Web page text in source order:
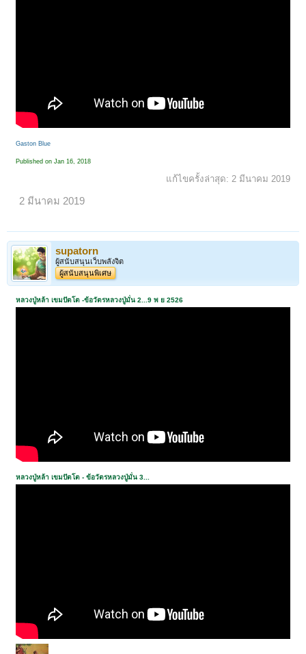
Gaston Blue
Published on Jan 16, 2018
แก้ไขครั้งล่าสุด: 2 มีนาคม 2019
2 มีนาคม 2019
supatorn
ผู้สนับสนุนเว็บพลังจิต
ผู้สนับสนุนพิเศษ
หลวงปู่หล้า เขมปัตโต -ข้อวัตรหลวงปู่มั่น 2...9 พ ย 2526
หลวงปู่หล้า เขมปัตโต - ข้อวัตรหลวงปู่มั่น 3...